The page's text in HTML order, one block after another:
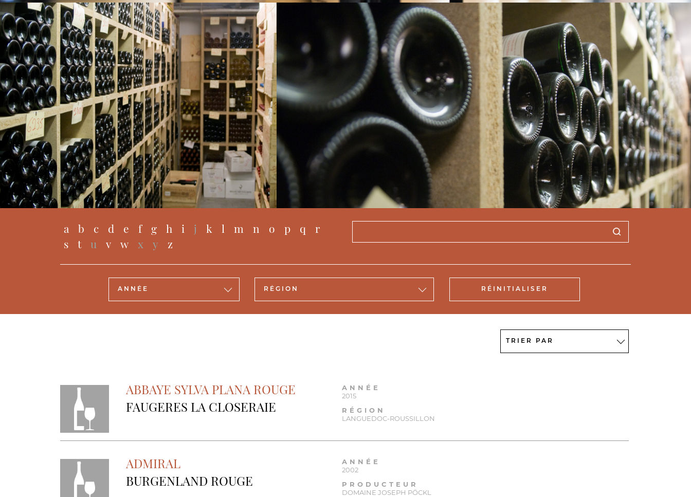
a b c d e f g h i j k l m n o p q
r
s
t u v w x y z
RÉINITIALISER
ABBAYE SYLVA PLANA ROUGE
FAUGERES LA CLOSERAIE
ANNÉE
2015
RÉGION
LANGUEDOC-ROUSSILLON
ADMIRAL
BURGENLAND ROUGE
ANNÉE
2002
PRODUCTEUR
DOMAINE JOSEPH PÖCKL